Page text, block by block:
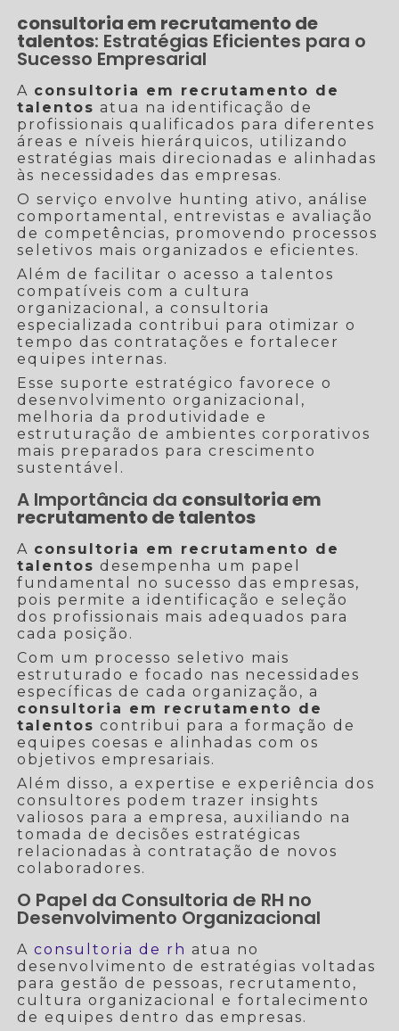
consultoria em recrutamento de
talentos: Estratégias Eficientes para o
Sucesso Empresarial
A consultoria em recrutamento de
talentos atua na identificação de
profissionais qualificados para diferentes
áreas e níveis hierárquicos, utilizando
estratégias mais direcionadas e alinhadas
às necessidades das empresas.
O serviço envolve hunting ativo, análise
comportamental, entrevistas e avaliação
de competências, promovendo processos
seletivos mais organizados e eficientes.
Além de facilitar o acesso a talentos
compatíveis com a cultura
organizacional, a consultoria
especializada contribui para otimizar o
tempo das contratações e fortalecer
equipes internas.
Esse suporte estratégico favorece o
desenvolvimento organizacional,
melhoria da produtividade e
estruturação de ambientes corporativos
mais preparados para crescimento
sustentável.
A Importância da consultoria em
recrutamento de talentos
A consultoria em recrutamento de
talentos desempenha um papel
fundamental no sucesso das empresas,
pois permite a identificação e seleção
dos profissionais mais adequados para
cada posição.
Com um processo seletivo mais
estruturado e focado nas necessidades
específicas de cada organização, a
consultoria em recrutamento de
talentos contribui para a formação de
equipes coesas e alinhadas com os
objetivos empresariais.
Além disso, a expertise e experiência dos
consultores podem trazer insights
valiosos para a empresa, auxiliando na
tomada de decisões estratégicas
relacionadas à contratação de novos
colaboradores.
O Papel da Consultoria de RH no
Desenvolvimento Organizacional
Aconsultoria de rh atua no
desenvolvimento de estratégias voltadas
para gestão de pessoas, recrutamento,
cultura organizacional e fortalecimento
de equipes dentro das empresas.